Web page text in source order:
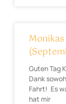
Guten Tag
Dank
Fahrt! Es
hat mir